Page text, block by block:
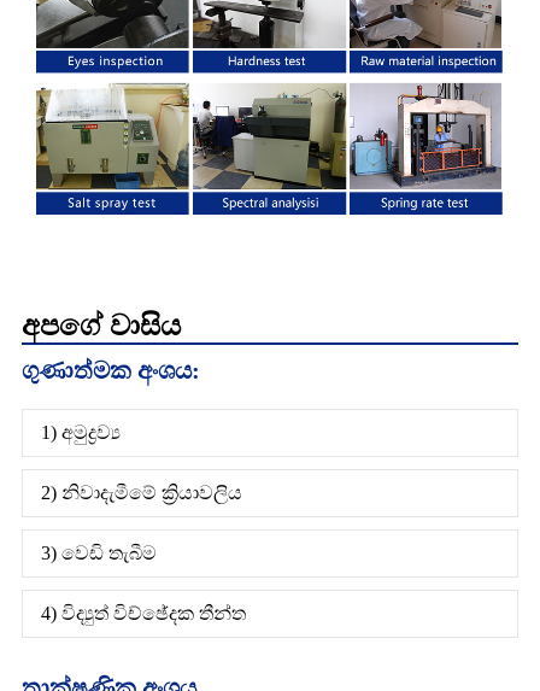
අපගේ වාසිය
ගුණාත්මක අංශය:
1) අමුද්‍රව්‍ය
2) නිවාදැමීමේ ක්‍රියාවලිය
3) වෙඩි තැබීම
4) විද්‍යුත් විච්ඡේදක තීන්ත